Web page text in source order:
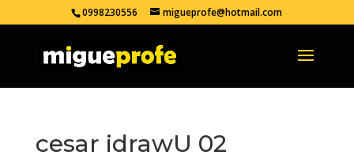
0998230556 migueprofe@hotmail.com
cesar idrawU 02